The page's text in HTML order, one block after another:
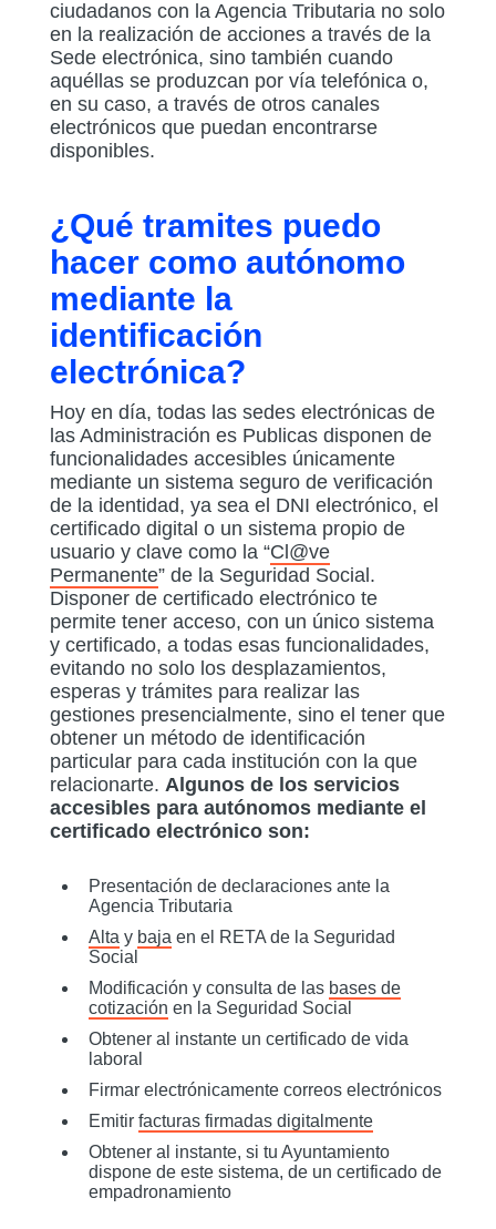
ciudadanos con la Agencia Tributaria no solo
en la realización de acciones a través de la
Sede electrónica, sino también cuando
aquéllas se produzcan por vía telefónica o,
en su caso, a través de otros canales
electrónicos que puedan encontrarse
disponibles.
¿Qué tramites puedo
hacer como autónomo
mediante la
identificación
electrónica?
Hoy en día, todas las sedes electrónicas de
las Administración es Publicas disponen de
funcionalidades accesibles únicamente
mediante un sistema seguro de verificación
de la identidad, ya sea el DNI electrónico, el
certificado digital o un sistema propio de
usuario y clave como la “Cl@ve
Permanente” de la Seguridad Social.
Disponer de certificado electrónico te
permite tener acceso, con un único sistema
y certificado, a todas esas funcionalidades,
evitando no solo los desplazamientos,
esperas y trámites para realizar las
gestiones presencialmente, sino el tener que
obtener un método de identificación
particular para cada institución con la que
relacionarte. Algunos de los servicios
accesibles para autónomos mediante el
certificado electrónico son:
Presentación de declaraciones ante la
Agencia Tributaria
Alta y baja en el RETA de la Seguridad
Social
Modificación y consulta de las bases de
cotización en la Seguridad Social
Obtener al instante un certificado de vida
laboral
Firmar electrónicamente correos electrónicos
Emitirfacturas firmadas digitalmente
Obtener al instante, si tu Ayuntamiento
dispone de este sistema, de un certificado de
empadronamiento